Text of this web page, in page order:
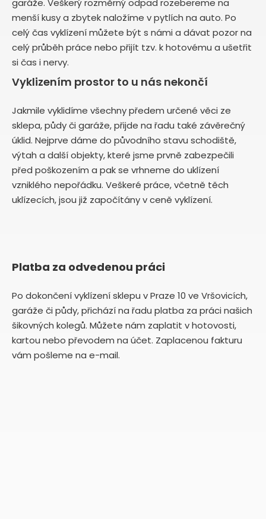
garáže. Veškerý rozměrný odpad rozebereme na
menší kusy a zbytek naložíme v pytlích na auto. Po
celý čas vyklízení můžete být s námi a dávat pozor na
celý průběh práce nebo přijít tzv. k hotovému a ušetřit
si čas i nervy.
Vyklizením prostor to u nás nekončí
Jakmile vyklidíme všechny předem určené věci ze
sklepa, půdy či garáže, přijde na řadu také závěrečný
úklid. Nejprve dáme do původního stavu schodiště,
výtah a další objekty, které jsme prvně zabezpečili
před poškozením a pak se vrhneme do uklízení
vzniklého nepořádku. Veškeré práce, včetně těch
uklízecích, jsou již započítány v ceně vyklízení.
Platba za odvedenou práci
Po dokončení vyklízení sklepu v Praze 10 ve Vršovicích,
garáže či půdy, přichází na řadu platba za práci našich
šikovných kolegů. Můžete nám zaplatit v hotovosti,
kartou nebo převodem na účet. Zaplacenou fakturu
vám pošleme na e-mail.